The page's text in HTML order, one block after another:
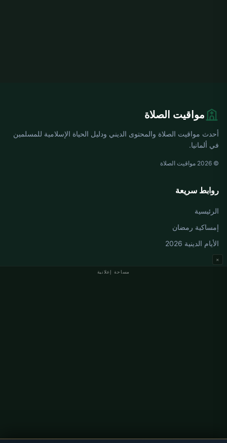
مساحة إعلانية
×
مواقيت الصلاة
أحدث مواقيت الصلاة والمحتوى الديني ودليل الحياة الإسلامية للمسلمين
في ألمانيا.
© 2026 مواقيت الصلاة
روابط سريعة
الرئيسية
إمساكية رمضان
الأيام الدينية 2026